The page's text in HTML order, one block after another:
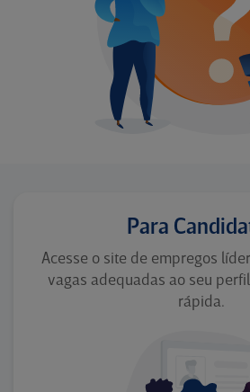
Para
Acesse o site de empregos
vagas adequadas ao seu
rápida.